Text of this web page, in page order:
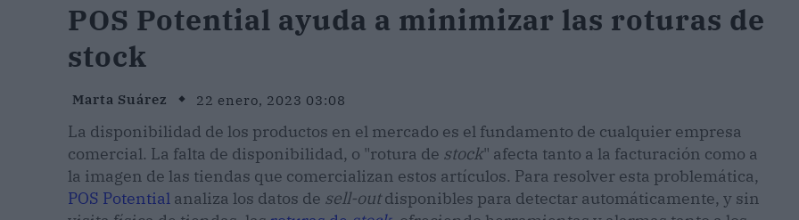
POS Potential ayuda a minimizar las roturas de
stock
Marta Suárez 22 enero, 2023 03:08
La disponibilidad de los productos en el mercado es el fundamento de cualquier empresa
comercial. La falta de disponibilidad, o "rotura de stock" afecta tanto a la facturación como a
la imagen de las tiendas que comercializan estos artículos. Para resolver esta problemática,
POS Potential analiza los datos de sell-outdisponibles para detectar automáticamente, y sin